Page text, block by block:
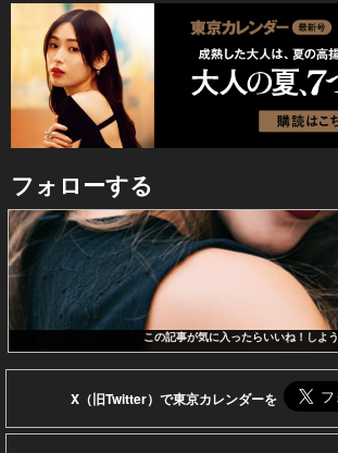
フォローする
この記事が気に入ったらいいね！しよう
X（旧Twitter）で東京カレンダーを